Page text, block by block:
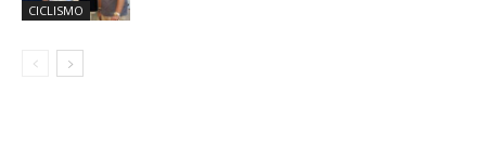
CICLISMO